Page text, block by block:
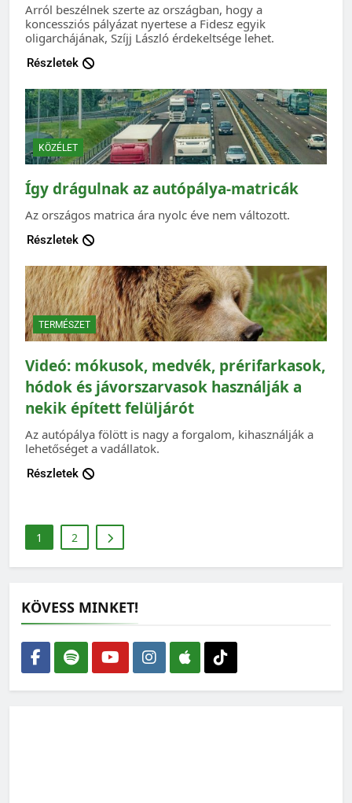
Arról beszélnek szerte az országban, hogy a
koncessziós pályázat nyertese a Fidesz egyik
oligarchájának, Szíjj László érdekeltsége lehet.
Részletek
KÖZÉLET
Így drágulnak az autópálya-matricák
Az országos matrica ára nyolc éve nem változott.
Részletek
TERMÉSZET
Videó: mókusok, medvék, prérifarkasok,
hódok és jávorszarvasok használják a
nekik épített felüljárót
Az autópálya fölött is nagy a forgalom, kihasználják a
lehetőséget a vadállatok.
Részletek
1 2
KÖVESS MINKET!